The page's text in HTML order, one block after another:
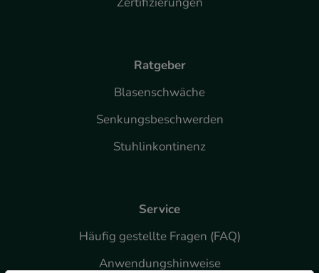
Ratgeber
Blasenschwäche
Senkungsbeschwerden
Stuhlinkontinenz
Service
Häufig gestellte Fragen (FAQ)
Anwendungshinweise